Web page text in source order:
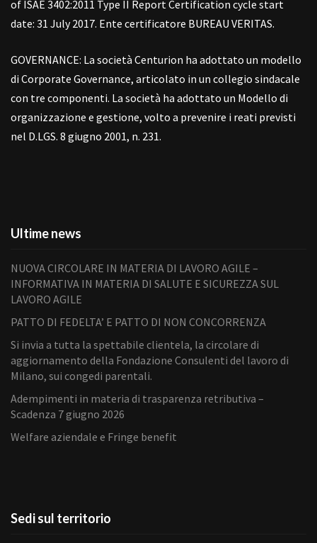
of ISAE 3402:2011 Type II Report Certification cycle start
date: 31 July 2017. Ente certificatore BUREAU VERITAS.
GOVERNANCE: La società Centurion ha adottato un modello
di Corporate Governance, articolato in un collegio sindacale
con tre componenti. La società ha adottato un Modello di
organizzazione e gestione, volto a prevenire i reati previsti
nel D.LGS. 8 giugno 2001, n. 231.
Ultime news
NUOVA CIRCOLARE IN MATERIA DI LAVORO AGILE –
INFORMATIVA IN MATERIA DI SALUTE E SICUREZZA SUL
LAVORO AGILE
PATTO DI FEDELTA’ E PATTO DI NON CONCORRENZA
Si invia a tutta la spettabile clientela, la circolare di
aggiornamento della Fondazione Consulenti del lavoro di
Milano, sui congedi parentali.
Adempimenti in materia di trasparenza retributiva –
Scadenza 7 giugno 2026
Welfare aziendale e Fringe benefit
Sedi sul territorio